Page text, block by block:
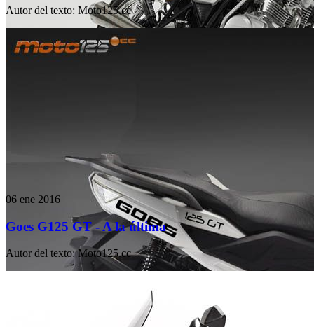
Autor del texto: Moto125.cc
06 ene 2016
Goes G125 GT - A la última
Autor del texto: Moto125.cc